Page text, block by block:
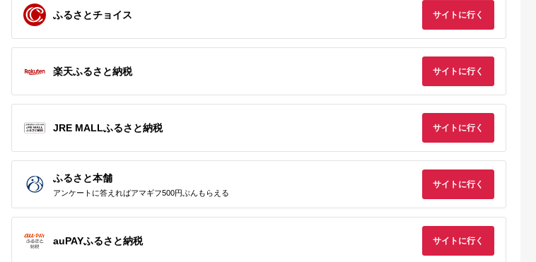
【ふるさと納税】博多
ワイン仕込からし明太
寄付金額:12,000円
AC079.【希少国産】
北海道産近海子使用・
400g
寄付金額:13,000円 寄付金額:26,000円
ふく｜めんたいパーク
めんたいこ 辛子明太
寄付金額:72,000円
便 訳あり 特上 切れ子
1kg ＜2ヶ月連続お届
け＞ 計 2kg 茨城 大洗
めんたいパーク わけ
あり めんたいこ 冷凍
5.0
寄付金額:28,000円
容量 計1.2kg
（200g×6パック）
裾分けにも！ 明太子
めんたいこ 辛子明太
子 一口サイズ 小分け
寄付金額:11,000
ふるさとチョイス サイトに行く
楽天ふるさと納税 サイトに行く
JRE MALLふるさと納税 サイトに行く
ふるさと本舗
アンケートに答えればアマギフ500円ぶんもらえる
サイトに行く
auPAYふるさと納税 サイトに行く